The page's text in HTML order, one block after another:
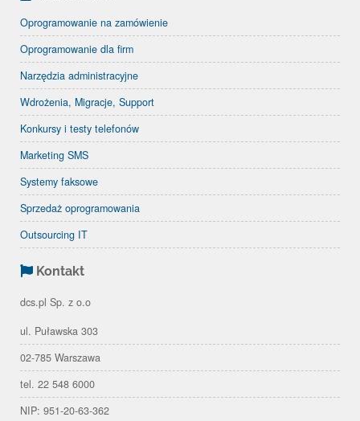
Oprogramowanie na zamówienie
Oprogramowanie dla firm
Narzędzia administracyjne
Wdrożenia, Migracje, Support
Konkursy i testy telefonów
Marketing SMS
Systemy faksowe
Sprzedaż oprogramowania
Outsourcing IT
Kontakt
dcs.pl Sp. z o.o
ul. Puławska 303
02-785 Warszawa
tel. 22 548 6000
NIP: 951-20-63-362